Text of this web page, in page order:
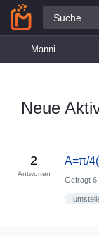
Alle Fragen
Manni
Neue
2
Antworten
A=π/
Gefragt 6